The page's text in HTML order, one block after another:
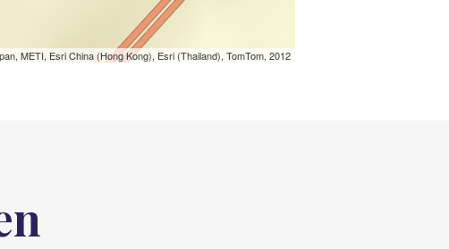
METI, Esri China (Hong Kong), Esri (Thailand), TomTom, 2012